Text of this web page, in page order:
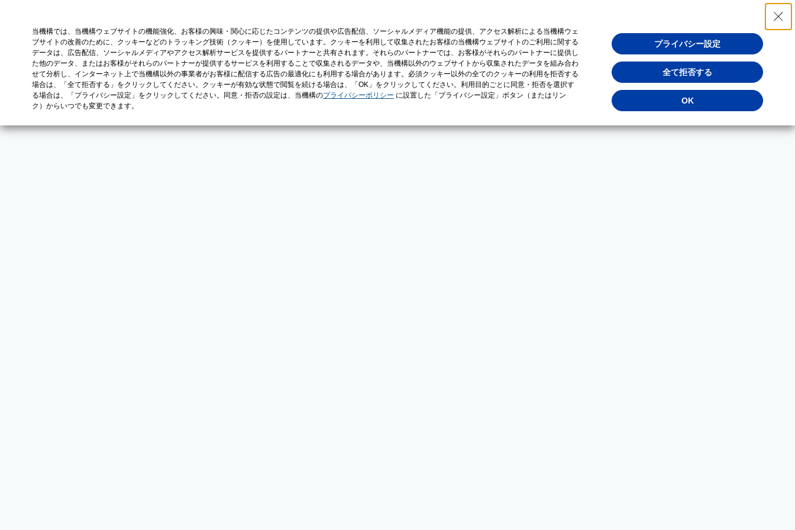
当機構では、当機構ウェブサイトの機能強化、お客様の興味・関心に応じたコンテンツの提供や広告配信、ソーシャルメディア機能の提供、アクセス解析による当機構ウェ
ブサイトの改善のために、クッキーなどのトラッキング技術（クッキー）を使用しています。クッキーを利用して収集されたお客様の当機構ウェブサイトのご利用に関する
データは、広告配信、ソーシャルメディアやアクセス解析サービスを提供するパートナーと共有されます。それらのパートナーでは、お客様がそれらのパートナーに提供し
た他のデータ、またはお客様がそれらのパートナーが提供するサービスを利用することで収集されるデータや、当機構以外のウェブサイトから収集されたデータを組み合わ
せて分析し、インターネット上で当機構以外の事業者がお客様に配信する広告の最適化にも利用する場合があります。必須クッキー以外の全てのクッキーの利用を拒否する
場合は、「全て拒否する」をクリックしてください。クッキーが有効な状態で閲覧を続ける場合は、「OK」をクリックしてください。利用目的ごとに同意・拒否を選択す
る場合は、「プライバシー設定」をクリックしてください。同意・拒否の設定は、当機構のプライバシーポリシー に設置した「プライバシー設定」ボタン（またはリン
ク）からいつでも変更できます。
プライバシー設定
全て拒否する
OK